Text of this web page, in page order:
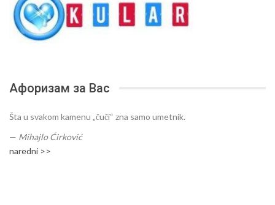
Афоризам за Вас
Šta u svakom kamenu „čuči“ zna samo umetnik.
— Mihajlo Ćirković
naredni >>